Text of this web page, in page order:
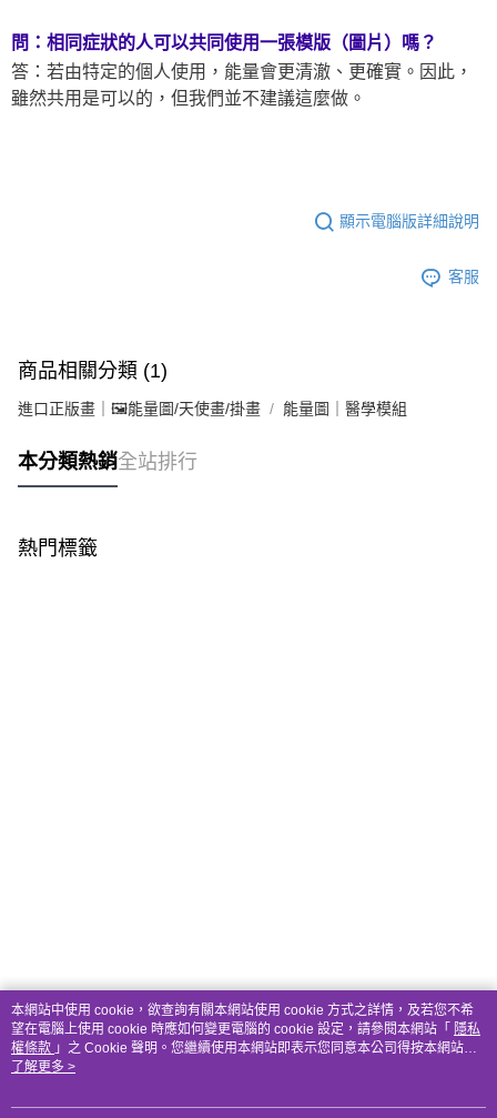
問：相同症狀的人可以共同使用一張模版（圖片）嗎？
答：若由特定的個人使用，能量會更清澈、更確實。因此，
雖然共用是可以的，但我們並不建議這麼做。
顯示電腦版詳細說明
客服
商品相關分類 (1)
進口正版畫｜🖼️能量圖/天使畫/掛畫 能量圖｜醫學模組
本分類熱銷全站排行
熱門標籤
本網站中使用 cookie，欲查詢有關本網站使用 cookie 方式之詳情，及若您不希
望在電腦上使用 cookie 時應如何變更電腦的 cookie 設定，請參閱本網站「 隱私
權條款 」之 Cookie 聲明。您繼續使用本網站即表示您同意本公司得按本網站使
用條款之 Cookie 聲明使用 cookie。
了解更多 >